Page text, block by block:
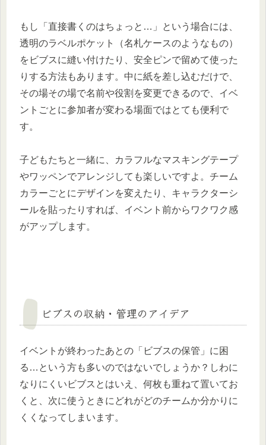
もし「直接書くのはちょっと…」という場合には、
透明のラベルポケット（名札ケースのようなもの）
をビブスに縫い付けたり、安全ピンで留めて使った
りする方法もあります。中に紙を差し込むだけで、
その場その場で名前や役割を変更できるので、イベ
ントごとに参加者が変わる場面ではとても便利で
す。
子どもたちと一緒に、カラフルなマスキングテープ
やワッペンでアレンジしても楽しいですよ。チーム
カラーごとにデザインを変えたり、キャラクターシ
ールを貼ったりすれば、イベント前からワクワク感
がアップします。
ビブスの収納・管理のアイデア
イベントが終わったあとの「ビブスの保管」に困
る…という方も多いのではないでしょうか？しわに
なりにくいビブスとはいえ、何枚も重ねて置いてお
くと、次に使うときにどれがどのチームか分かりに
くくなってしまいます。